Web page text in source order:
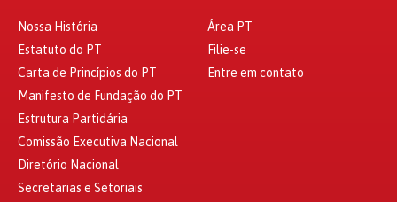
Nossa História
Estatuto do PT
Carta de Princípios do PT
Manifesto de Fundação do PT
Estrutura Partidária
Comissão Executiva Nacional
Diretório Nacional
Secretarias e Setoriais
Área PT
Filie-se
Entre em contato